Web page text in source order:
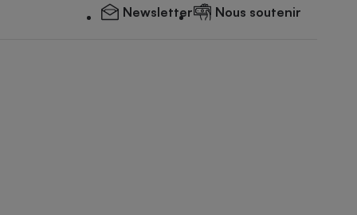
Newsletter Nous soutenir